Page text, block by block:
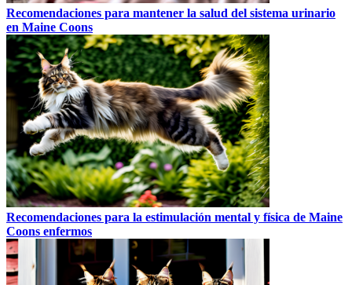
Recomendaciones para mantener la salud del sistema urinario
en Maine Coons
Recomendaciones para la estimulación mental y física de Maine
Coons enfermos